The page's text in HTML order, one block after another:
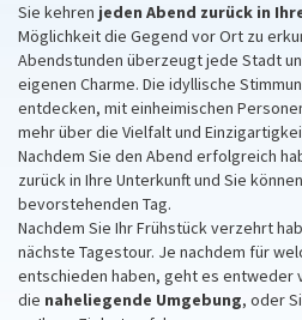
Sie kehren jeden Abend zurück in
Möglichkeit die Gegend vor Ort zu
Abendstunden überzeugt jede Stadt
eigenen Charme. Die idyllische
entdecken, mit einheimischen
mehr über die Vielfalt und
Nachdem Sie den Abend erfolgreich
zurück in Ihre Unterkunft und Sie
bevorstehenden Tag.
Nachdem Sie Ihr Frühstück verzehrt
nächste Tagestour. Je nachdem für
entschieden haben, geht es entweder
die naheliegende Umgebung, oder